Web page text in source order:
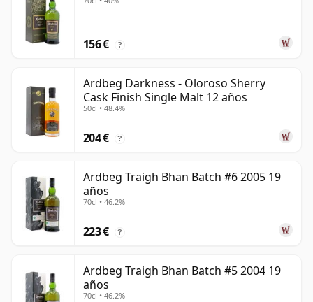
156 € ?
Ardbeg Darkness - Oloroso Sherry
Cask Finish Single Malt 12 años
50cl • 48.4%
204 € ?
Ardbeg Traigh Bhan Batch #6 2005 19
años
70cl • 46.2%
223 € ?
Ardbeg Traigh Bhan Batch #5 2004 19
años
70cl • 46.2%